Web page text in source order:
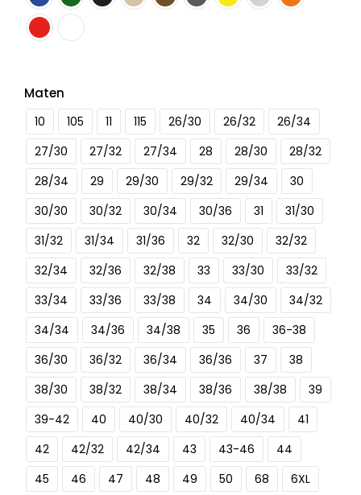
Maten
10 105 11 115 26/30 26/32
26/34
27/30
27/32 27/34 28 28/30
28/32
28/34
29 29/30 29/32 29/34
30
30/30
30/32 30/34 30/36 31
31/30
31/32
31/34 31/36 32 32/30
32/32
32/34
32/36 32/38 33 33/30
33/32
33/34
33/36 33/38 34 34/30
34/32
34/34
34/36 34/38 35 36
36-38
36/30
36/32 36/34 36/36 37
38
38/30
38/32 38/34 38/36 38/38
39
39-42
40 40/30 40/32 40/34
41
42
42/32 42/34 43 43-46
44
45
46 47 48 49 50 68
6XL